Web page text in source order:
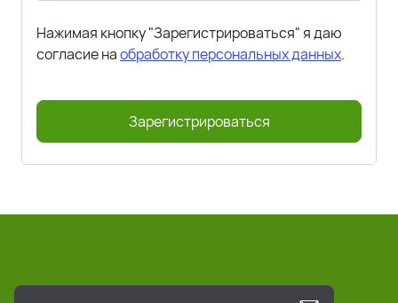
Нажимая кнопку "Зарегистрироваться" я даю
согласие наобработку персональных данных.
Зарегистрироваться